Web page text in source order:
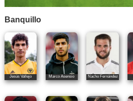
Banquillo
Jesús Vallejo Marco Asensio Nacho Fernández